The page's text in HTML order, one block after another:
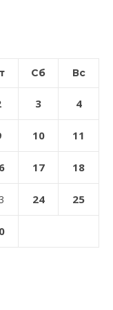
Сб Вс
3 4
10 11
17 18
24 25